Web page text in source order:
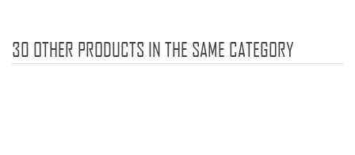
30 OTHER PRODUCTS IN THE SAME CATEGORY